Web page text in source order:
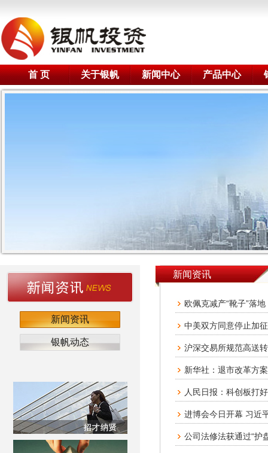
首 页 关于银帆 新闻中心 产品中心
新闻资讯
银帆动态
新闻资讯
欧佩克减产“靴子”落
中美双方同意停止加
沪深交易所规范高送
新华社：退市改革方
人民日报：科创板打
进博会今日开幕 习近
公司法修法获通过“护